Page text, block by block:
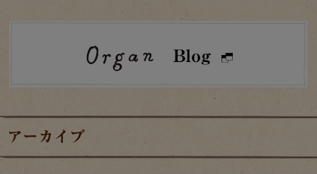
アーカイブ